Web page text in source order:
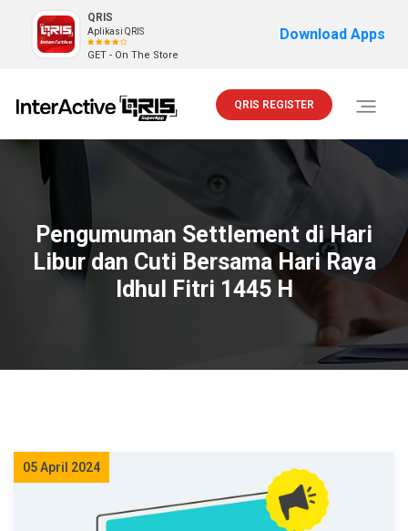
QRIS
Aplikasi QRIS
GET - On The Store
Download Apps
Toggle
QRIS REGISTER
Pengumuman Settlement di Hari
Libur dan Cuti Bersama Hari Raya
Idhul Fitri 1445 H
05 April 2024